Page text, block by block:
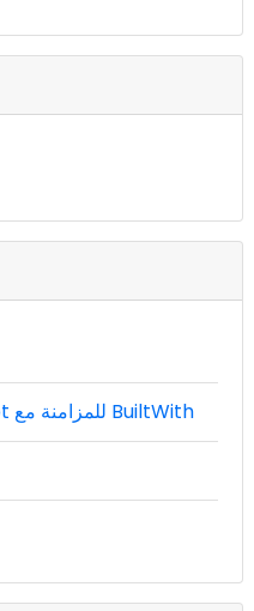
إضافة خصائص إلى Hubspot للمزامنة مع BuiltWith